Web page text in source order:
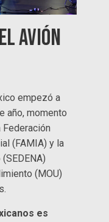
avión
empezó a
año, momento
Federación
(FAMIA) y la
(MOU)
es